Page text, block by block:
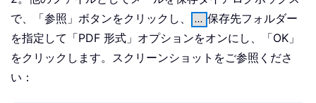
で、「参照」ボタンをクリックし、
保存先フォルダー
を指定して「PDF 形式」オプションをオンにし、「OK」
をクリックします。スクリーンショットをご参照くださ
い：